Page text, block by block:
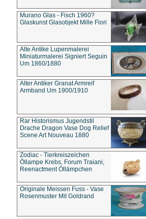
Murano Glas - Fisch 1960?
Glaskunst Glasobjekt Mille Fiori
Alte Antike Lupenmalerei
Miniaturmalerei Signiert Seguin
Um 1860/1880
Alter Antiker Granat Armreif
Armband Um 1900/1910
Rar Historismus Jugendstil
Drache Dragon Vase Dog Relief
Scene Art Nouveau 1880
Zodiac - Tierkreiszeichen
Öllampe Krebs, Forum Traiani,
Reenactment Öllämpchen
Originale Meissen Fuss - Vase
Rosenmuster Mit Goldrand